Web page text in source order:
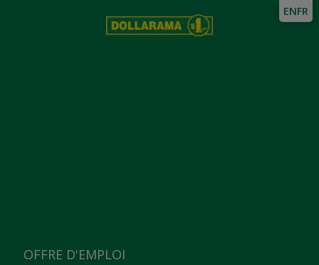
OFFRE D'EMPLOI
ENFR